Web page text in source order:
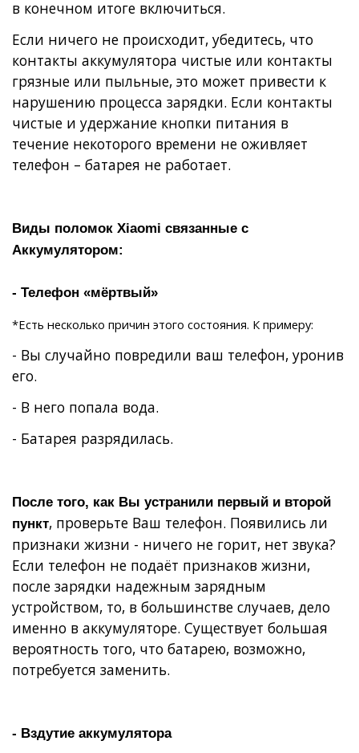
в конечном итоге включиться.
Если ничего не происходит, убедитесь, что
контакты аккумулятора чистые или контакты
грязные или пыльные, это может привести к
нарушению процесса зарядки. Если контакты
чистые и удержание кнопки питания в
течение некоторого времени не оживляет
телефон – батарея не работает.
Виды поломок Xiaomi связанные с
Аккумулятором:
- Телефон «мёртвый»
*Есть несколько причин этого состояния. К примеру:
- Вы случайно повредили ваш телефон, уронив
его.
- В него попала вода.
- Батарея разрядилась.
После того, как Вы устранили первый и второй
пункт, проверьте Ваш телефон. Появились ли
признаки жизни - ничего не горит, нет звука?
Если телефон не подаёт признаков жизни,
после зарядки надежным зарядным
устройством, то, в большинстве случаев, дело
именно в аккумуляторе. Существует большая
вероятность того, что батарею, возможно,
потребуется заменить.
- Вздутие аккумулятора